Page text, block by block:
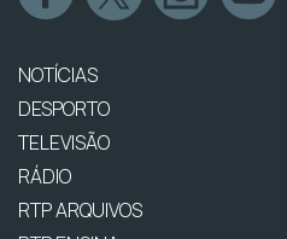
NOTÍCIAS
DESPORTO
TELEVISÃO
RÁDIO
RTP ARQUIVOS